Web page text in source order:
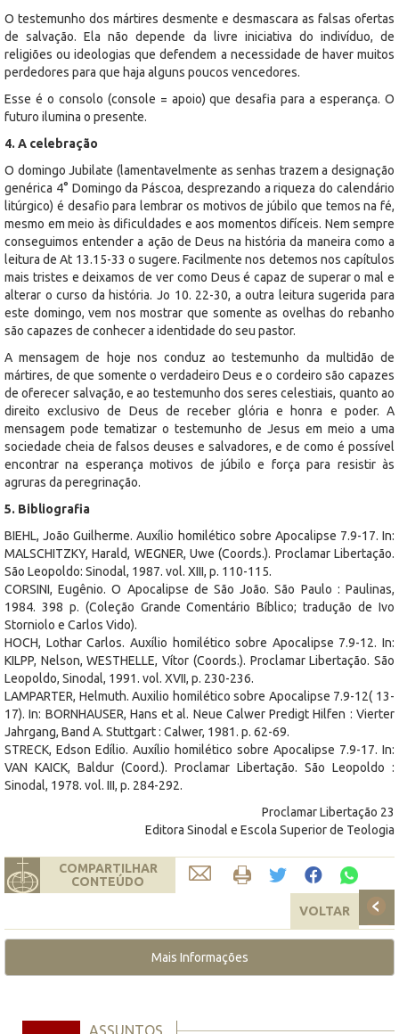
O testemunho dos mártires desmente e desmascara as falsas ofertas
de salvação. Ela não depende da livre iniciativa do indivíduo, de
religiões ou ideologias que defendem a necessidade de haver muitos
perdedores para que haja alguns poucos vencedores.
Esse é o consolo (console = apoio) que desafia para a esperança. O
futuro ilumina o presente.
4. A celebração
O domingo Jubilate (lamentavelmente as senhas trazem a designação
genérica 4° Domingo da Páscoa, desprezando a riqueza do calendário
litúrgico) é desafio para lembrar os motivos de júbilo que temos na fé,
mesmo em meio às dificuldades e aos momentos difíceis. Nem sempre
conseguimos entender a ação de Deus na história da maneira como a
leitura de At 13.15-33 o sugere. Facilmente nos detemos nos capítulos
mais tristes e deixamos de ver como Deus é capaz de superar o mal e
alterar o curso da história. Jo 10. 22-30, a outra leitura sugerida para
este domingo, vem nos mostrar que somente as ovelhas do rebanho
são capazes de conhecer a identidade do seu pastor.
A mensagem de hoje nos conduz ao testemunho da multidão de
mártires, de que somente o verdadeiro Deus e o cordeiro são capazes
de oferecer salvação, e ao testemunho dos seres celestiais, quanto ao
direito exclusivo de Deus de receber glória e honra e poder. A
mensagem pode tematizar o testemunho de Jesus em meio a uma
sociedade cheia de falsos deuses e salvadores, e de como é possível
encontrar na esperança motivos de júbilo e força para resistir às
agruras da peregrinação.
5. Bibliografia
BIEHL, João Guilherme. Auxílio homilético sobre Apocalipse 7.9-17. In:
MALSCHITZKY, Harald, WEGNER, Uwe (Coords.). Proclamar Libertação.
São Leopoldo: Sinodal, 1987. vol. XIII, p. 110-115.
CORSINI, Eugênio. O Apocalipse de São João. São Paulo : Paulinas,
1984. 398 p. (Coleção Grande Comentário Bíblico; tradução de Ivo
Storniolo e Carlos Vido).
HOCH, Lothar Carlos. Auxílio homilético sobre Apocalipse 7.9-12. In:
KILPP, Nelson, WESTHELLE, Vítor (Coords.). Proclamar Libertação. São
Leopoldo, Sinodal, 1991. vol. XVII, p. 230-236.
LAMPARTER, Helmuth. Auxilio homilético sobre Apocalipse 7.9-12( 13-
17). In: BORNHAUSER, Hans et al. Neue Calwer Predigt Hilfen : Vierter
Jahrgang, Band A. Stuttgart : Calwer, 1981. p. 62-69.
STRECK, Edson Edílio. Auxílio homilético sobre Apocalipse 7.9-17. In:
VAN KAICK, Baldur (Coord.). Proclamar Libertação. São Leopoldo :
Sinodal, 1978. vol. III, p. 284-292.
Proclamar Libertação 23
Editora Sinodal e Escola Superior de Teologia
COMPARTILHAR
CONTEÚDO
VOLTAR
Mais Informações
ASSUNTOS